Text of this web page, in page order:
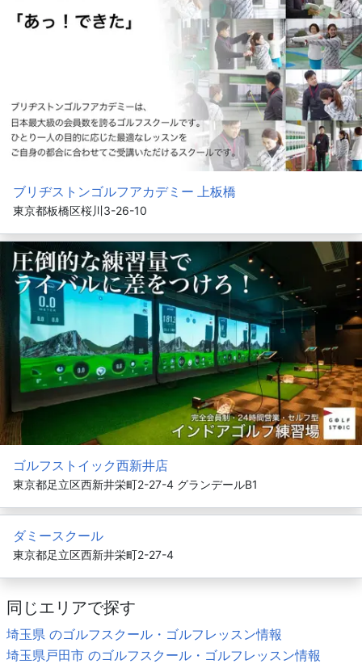
ブリヂストンゴルフアカデミー 上板橋
東京都板橋区桜川3-26-10
ゴルフストイック西新井店
東京都足立区西新井栄町2-27-4 グランデールB1
ダミースクール
東京都足立区西新井栄町2-27-4
同じエリアで探す
埼玉県 のゴルフスクール・ゴルフレッスン情報
埼玉県戸田市 のゴルフスクール・ゴルフレッスン情報